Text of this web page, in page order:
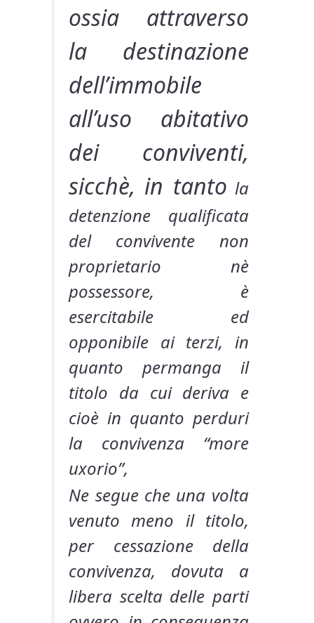
ossia attraverso
la destinazione
dell’immobile
all’uso abitativo
dei conviventi,
sicchè, in tanto la
detenzione qualificata
del convivente non
proprietario nè
possessore, è
esercitabile ed
opponibile ai terzi, in
quanto permanga il
titolo da cui deriva e
cioè in quanto perduri
la convivenza “more
uxorio”,
Ne segue che una volta
venuto meno il titolo,
per cessazione della
convivenza, dovuta a
libera scelta delle parti